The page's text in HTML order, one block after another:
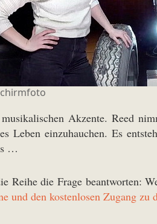
Akzente. Reed
Leben einzuhauchen. Es
…
die Frage beantworten:
und den kostenlosen Zugang zu